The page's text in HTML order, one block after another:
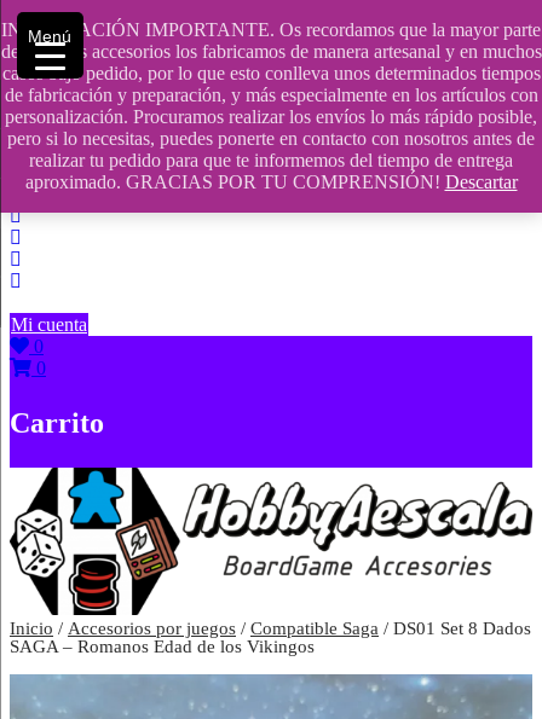
INFORMACIÓN IMPORTANTE. Os recordamos que la mayor parte
de nuestros accesorios los fabricamos de manera artesanal y en muchos
casos bajo pedido, por lo que esto conlleva unos determinados tiempos
de fabricación y preparación, y más especialmente en los artículos con
personalización. Procuramos realizar los envíos lo más rápido posible,
pero si lo necesitas, puedes ponerte en contacto con nosotros antes de
realizar tu pedido para que te informemos del tiempo de entrega
aproximado. GRACIAS POR TU COMPRENSIÓN! Descartar
Saltar
contenido
609241475 SOLO DE 10:00 a 14:00
info@hobbyaescala.com
San Fernando de Henares
10:00 - 14:00
Mi cuenta
0
0
Carrito
Inicio / Accesorios por juegos / Compatible Saga / DS01 Set 8 Dados
SAGA – Romanos Edad de los Vikingos
Menú